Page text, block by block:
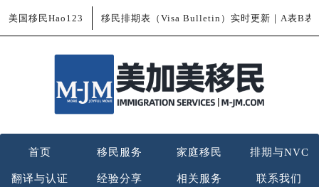
美国移民Hao123 移民排期表（Visa Bulletin）实时更新｜A表B表
首页 移民服务 家庭移民 排期与NVC
翻译与认证 经验分享 相关服务 联系我们